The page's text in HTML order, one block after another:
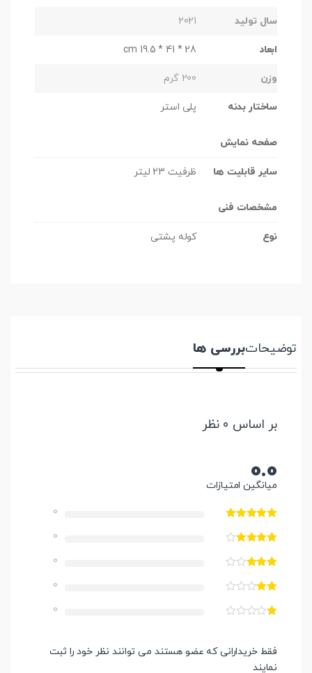
سال تولید 2021
ابعاد 28 * 41 * 19.5 cm
وزن 200 گرم
ساختار بدنه پلی استر
صفحه نمایش
سایر قابلیت ها ظرفیت 23 لیتر
مشخصات فنی
نوع کوله پشتی
توضیحاتبررسی ها
بر اساس 0 نظر
0.0
میانگین امتیازات
0
0
0
0
0
فقط خریدارانی که عضو هستند می توانند نظر خود را ثبت
نمایند